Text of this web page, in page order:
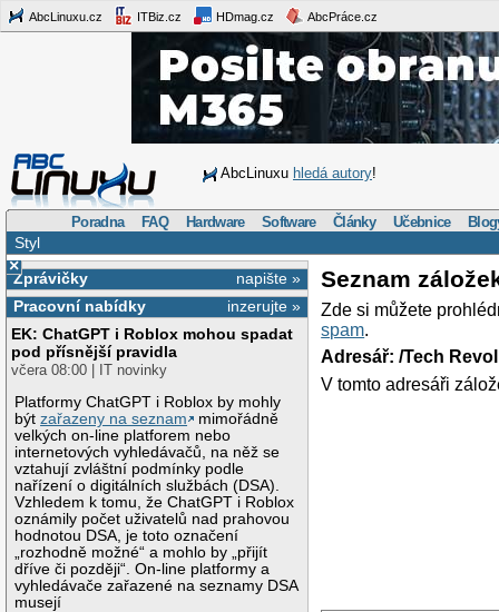
AbcLinuxu.cz ITBiz.cz HDmag.cz AbcPráce.cz
AbcLinuxu hledá autory!
Poradna FAQ Hardware Software Články Učebnice
Styl
×
napište »
Zprávičky
inzerujte »
Pracovní nabídky
EK: ChatGPT i Roblox mohou spadat
pod přísnější pravidla
včera 08:00 | IT novinky
Platformy ChatGPT i Roblox by mohly
býtzařazeny na seznam
mimořádně
velkých on-line platforem nebo
internetových vyhledávačů, na něž se
vztahují zvláštní podmínky podle
nařízení o digitálních službách (DSA).
Vzhledem k tomu, že ChatGPT i Roblox
oznámily počet uživatelů nad prahovou
hodnotou DSA, je toto označení
„rozhodně možné“ a mohlo by „přijít
dříve či později“. On-line platformy a
vyhledávače zařazené na seznamy DSA
musejí
Seznam
Zde si můžete
spam.
Adresář: /Tech
V tomto adresáři